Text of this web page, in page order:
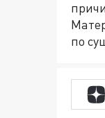
по